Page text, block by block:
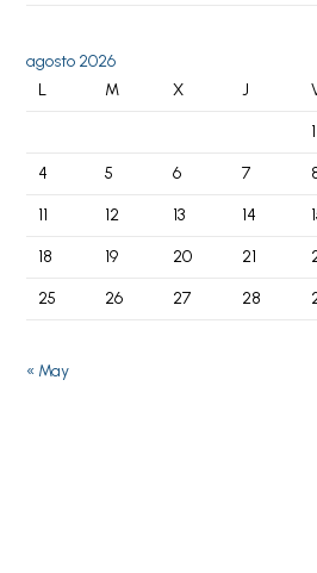
agosto 2026
L
M X J
1
4 5 6 7
11 12 13 14
18 19 20 21
25 26 27 28
« May